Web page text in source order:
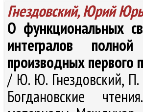
Гнездовский, Юрий
О функциональных
интегралов
производных первого
/ Ю. Ю. Гнездовский,
Богдановские